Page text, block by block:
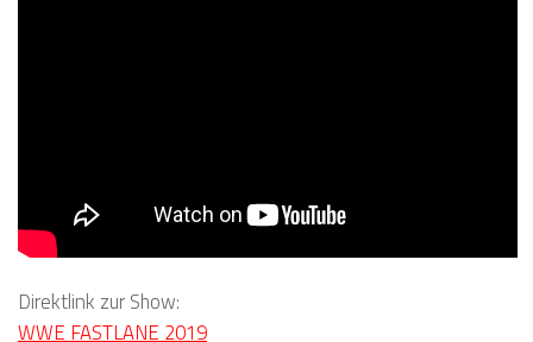
Direktlink zur Show:
WWE FASTLANE 2019